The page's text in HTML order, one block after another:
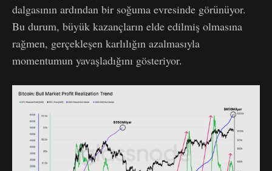
dalgasının ardından bir soğuma evresinde görünüyor.
Bu durum, büyük kazançların elde edilmiş olmasına
rağmen, gerçekleşen karlılığın azalmasıyla
momentumun yavaşladığını gösteriyor.